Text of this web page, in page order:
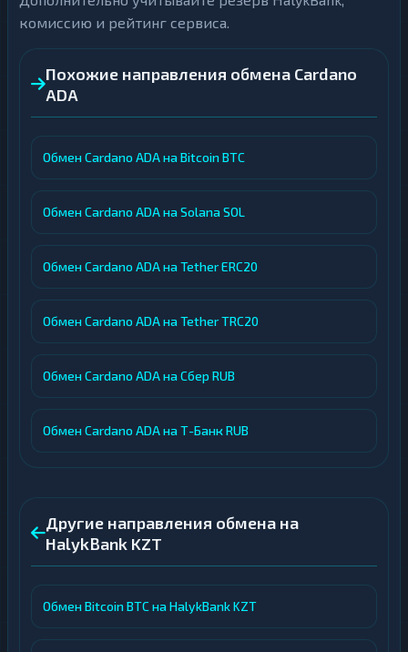
комиссию и рейтинг сервиса.
Похожие направления обмена Cardano
ADA
Обмен Cardano ADA на Bitcoin BTC
Обмен Cardano ADA на Solana SOL
Обмен Cardano ADA на Tether ERC20
Обмен Cardano ADA на Tether TRC20
Обмен Cardano ADA на Сбер RUB
Обмен Cardano ADA на Т-Банк RUB
Другие направления обмена на
HalykBank KZT
Обмен Bitcoin BTC на HalykBank KZT